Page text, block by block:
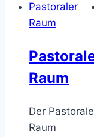
Pastoraler
Raum
Raum
Der Pastorale
Raum